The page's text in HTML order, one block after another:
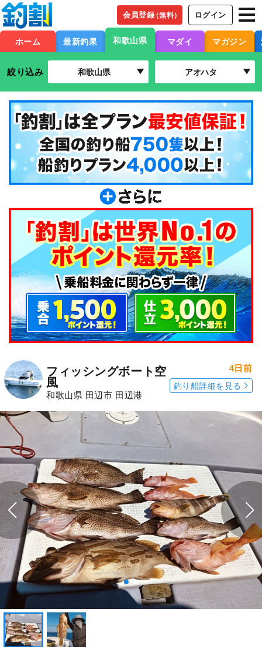
会員登録（無料） ログイン
ホーム 最新釣果 和歌山県 マダイ マガジン
絞り込み 和歌山県 アオハタ
フィッシングボート空
風
和歌山県 田辺市 田辺港
4日前
釣り船詳細を見る